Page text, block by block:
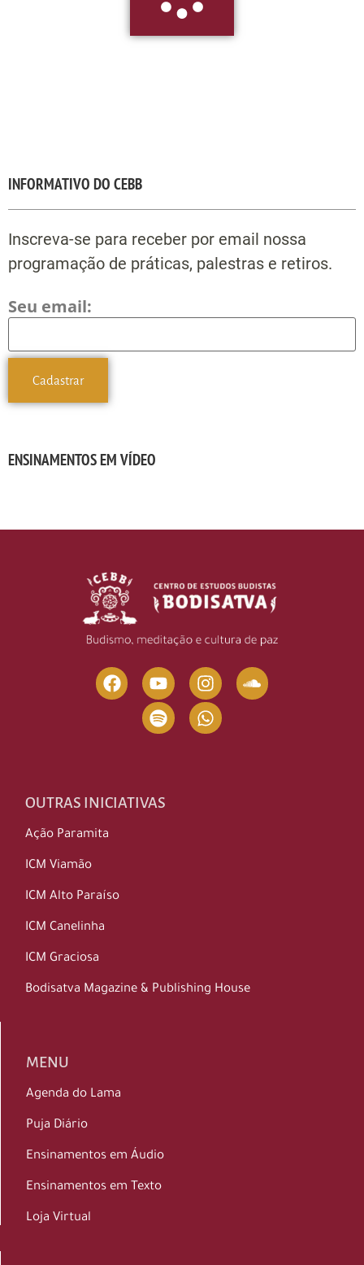
INFORMATIVO DO CEBB
Inscreva-se para receber por email nossa
programação de práticas, palestras e retiros.
Seu email:
ENSINAMENTOS EM VÍDEO
OUTRAS INICIATIVAS
Ação Paramita
ICM Viamão
ICM Alto Paraíso
ICM Canelinha
ICM Graciosa
Bodisatva Magazine & Publishing House
MENU
Agenda do Lama
Puja Diário
Ensinamentos em Áudio
Ensinamentos em Texto
Loja Virtual